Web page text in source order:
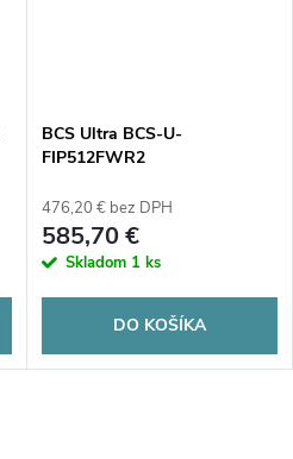
BCS Ultra BCS-U-
FIP512FWR2
476,20 € bez DPH
585,70 €
Skladom 1 ks
DO KOŠÍKA